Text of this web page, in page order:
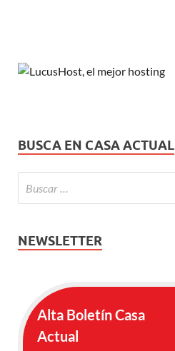
BUSCA EN CASA ACTUAL
NEWSLETTER
Alta Boletín Casa
Actual